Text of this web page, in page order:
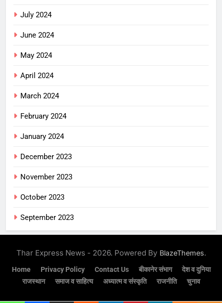
July 2024
June 2024
May 2024
April 2024
March 2024
February 2024
January 2024
December 2023
November 2023
October 2023
September 2023
Thar Express News - 2026. Powered By BlazeThemes.
Home Privacy Policy Contact Us बीकानेर संभाग
देश व दुनिया
राजस्थान
समाज व साहित्य अध्यात्म व संस्कृति राजनीति चुनाव